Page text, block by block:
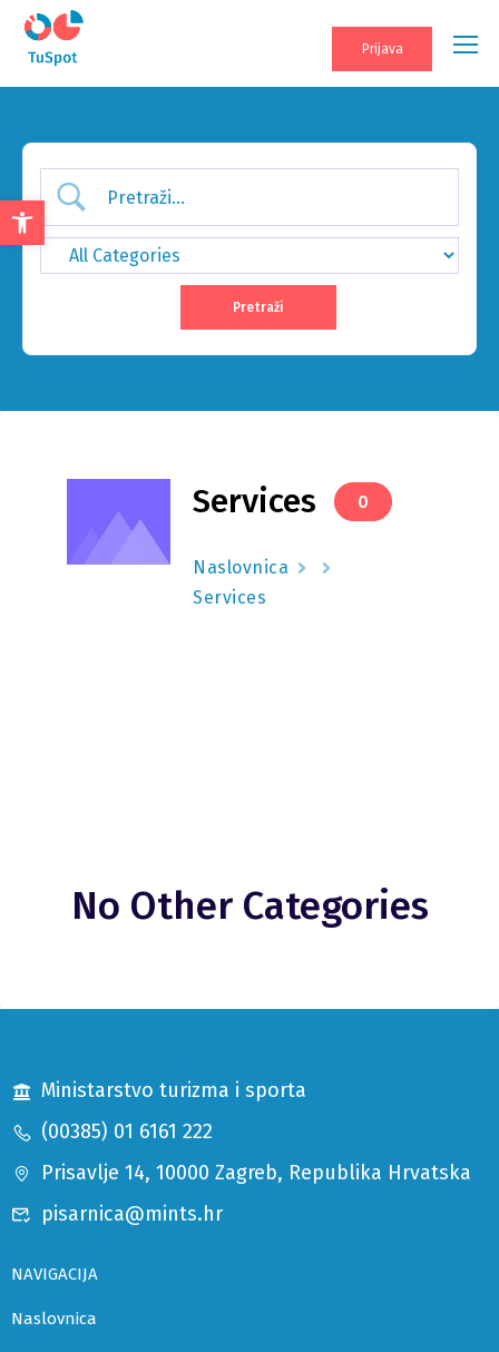
Open
toolbar
Prijava
Services 0
Naslovnica
Services
No Other Categories
Ministarstvo turizma i sporta
(00385) 01 6161 222
Prisavlje 14, 10000 Zagreb, Republika Hrvatska
pisarnica@mints.hr
NAVIGACIJA
Naslovnica